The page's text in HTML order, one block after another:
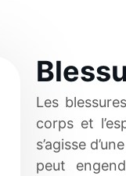
Les
corps et
s’agisse
peut